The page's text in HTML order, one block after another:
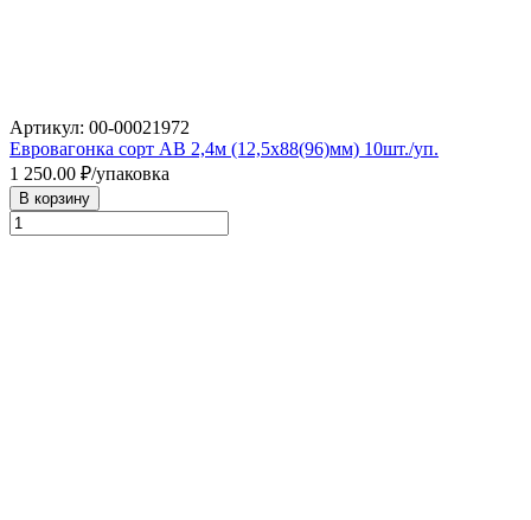
Артикул: 00-00021972
Евровагонка сорт АВ 2,4м (12,5х88(96)мм) 10шт./уп.
1 250.00 ₽/упаковка
В корзину